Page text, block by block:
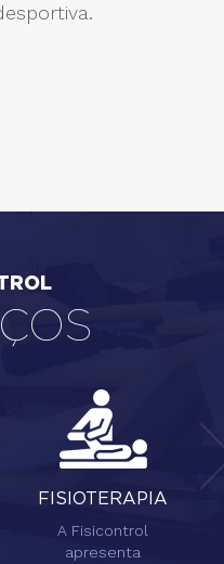
FISIOTERAPIA
A Fisicontrol
apresenta